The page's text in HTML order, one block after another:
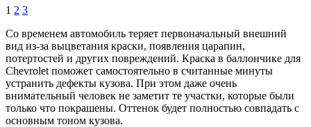
1 2 3
Со временем автомобиль теряет первоначальный внешний
вид из-за выцветания краски, появления царапин,
потертостей и других повреждений. Краска в баллончике для
Chevrolet поможет самостоятельно в считанные минуты
устранить дефекты кузова. При этом даже очень
внимательный человек не заметит те участки, которые были
только что покрашены. Оттенок будет полностью совпадать с
основным тоном кузова.